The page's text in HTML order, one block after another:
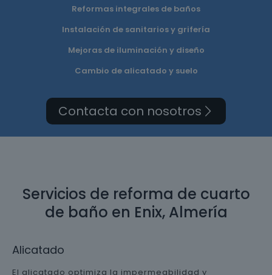
Reformas integrales de baños
Instalación de sanitarios y grifería
Mejoras de iluminación y diseño
Cambio de alicatado y suelo
Contacta con nosotros
Servicios de reforma de cuarto
de baño en Enix, Almería
Alicatado
El alicatado optimiza la impermeabilidad y